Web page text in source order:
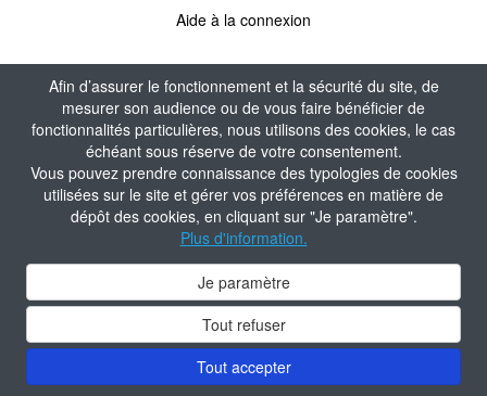
Afin d’assurer le fonctionnement et la sécurité du site, de
mesurer son audience ou de vous faire bénéficier de
fonctionnalités particulières, nous utilisons des cookies, le cas
échéant sous réserve de votre consentement.
Vous pouvez prendre connaissance des typologies de cookies
utilisées sur le site et gérer vos préférences en matière de
dépôt des cookies, en cliquant sur "Je paramètre".
Plus d'information.
Je paramètre
Tout refuser
Tout accepter
Aide à la connexion